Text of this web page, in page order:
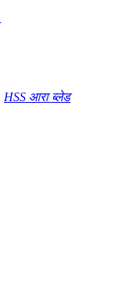
HSS आरा ब्लेड